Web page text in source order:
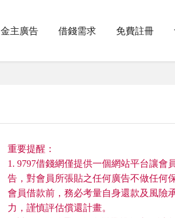
金主廣告 借錢需求 免費註冊
重要提醒：
1. 9797借錢網僅提供一個網站平台讓會
告，對會員所張貼之任何廣告不做任何
會員借款前，務必考量自身還款及風險
力，謹慎評估償還計畫。